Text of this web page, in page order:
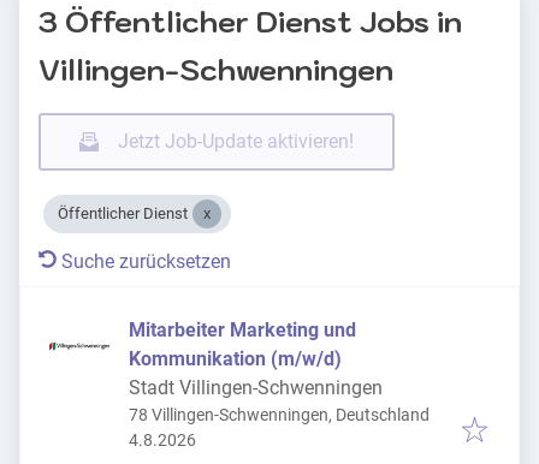
3 Öffentlicher Dienst Jobs in
Villingen-Schwenningen
Jetzt Job-Update aktivieren!
Öffentlicher Dienst
Suche zurücksetzen
Mitarbeiter Marketing und
Kommunikation (m/w/d)
Stadt Villingen-Schwenningen
78 Villingen-Schwenningen, Deutschland
Veröffentlicht
4.8.2026